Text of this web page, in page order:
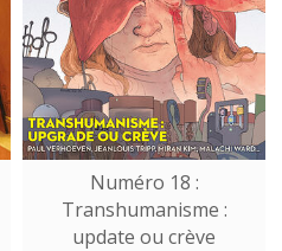
Numéro 18 :
Transhumanisme :
update ou crève